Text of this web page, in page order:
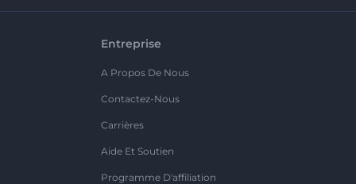
Entreprise
A Propos De Nous
Contactez-Nous
Carrières
Aide Et Soutien
Programme D'affiliation